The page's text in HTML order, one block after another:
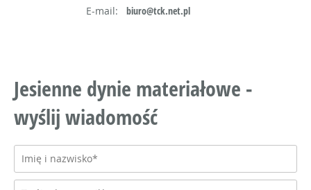
E-mail:
biuro@tck.net.pl
Jesienne dynie materiałowe -
wyślij wiadomość